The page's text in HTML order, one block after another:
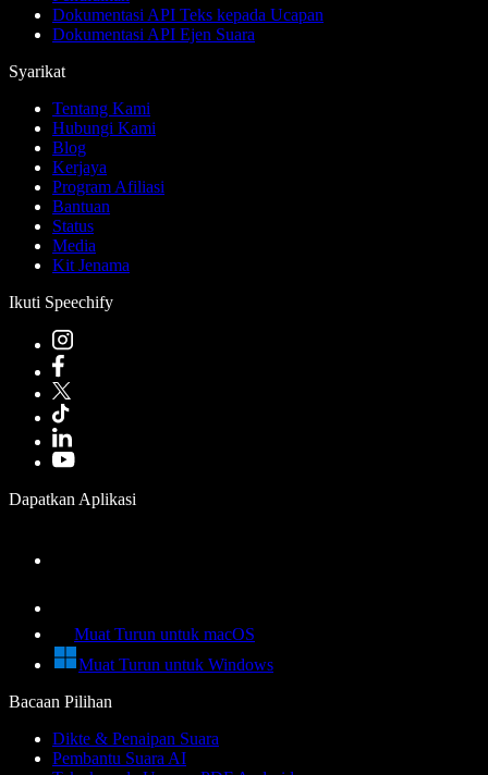
Dokumentasi API Teks kepada Ucapan
Dokumentasi API Ejen Suara
Syarikat
Tentang Kami
Hubungi Kami
Blog
Kerjaya
Program Afiliasi
Bantuan
Status
Media
Kit Jenama
Ikuti Speechify
Dapatkan Aplikasi
Muat Turun untuk macOS
Muat Turun untuk Windows
Bacaan Pilihan
Dikte & Penaipan Suara
Pembantu Suara AI